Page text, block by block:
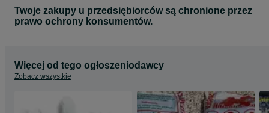
Twoje zakupy u przedsiębiorców są chronione przez
prawo ochrony konsumentów.
Więcej od tego ogłoszeniodawcy
Zobacz wszystkie